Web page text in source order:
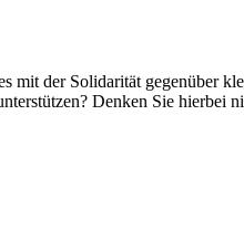
der Solidarität gegenüber
Denken Sie hierbei